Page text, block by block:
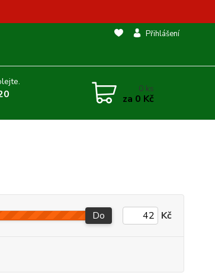
Přihlášení
0 ks
za 0 Kč
Do Kč